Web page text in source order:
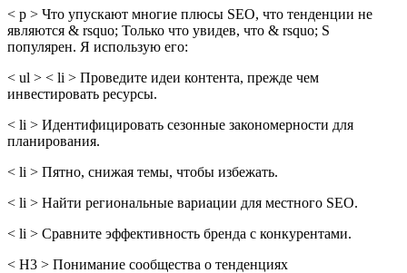
< p > Что упускают многие плюсы SEO, что тенденции не
являются & rsquo; Только что увидев, что & rsquo; S
популярен. Я использую его:
< ul > < li > Проведите идеи контента, прежде чем
инвестировать ресурсы.
< li > Идентифицировать сезонные закономерности для
планирования.
< li > Пятно, снижая темы, чтобы избежать.
< li > Найти региональные вариации для местного SEO.
< li > Сравните эффективность бренда с конкурентами.
< H3 > Понимание сообщества о тенденциях